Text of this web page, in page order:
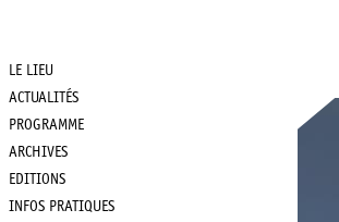
Main
navigation
LE LIEU
ACTUALITÉS
PROGRAMME
ARCHIVES
EDITIONS
INFOS PRATIQUES